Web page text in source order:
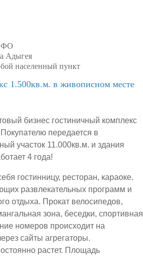
Адыгея
населенный пункт
1.500кв.м. в живописном месте
бизнес гостиничный комплекс
передается в
участок 11.000кв.м. и здания
4 года!
гостинницу, ресторан, караоке.
развлекательных программ и
отдыха. Прокат велосипедов,
зона, беседки, спортивная
номеров происходит на
сайты агрегаторы.
растет. Площадь